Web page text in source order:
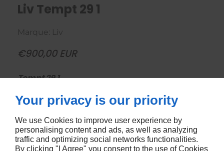
Liv Tempt 29 1
Marque: Liv
€900,00 EUR
Tempt 29 1
Your privacy is our priority
We use Cookies to improve user experience by
personalising content and ads, as well as analyzing
traffic and optimizing social networks functionalities.
By clicking "I Agree" you consent to the use of Cookies